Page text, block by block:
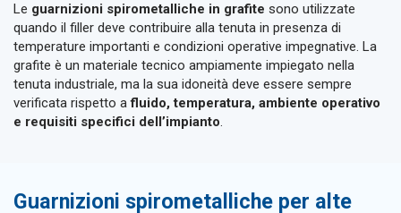
Le guarnizioni spirometalliche in grafite sono utilizzate
quando il filler deve contribuire alla tenuta in presenza di
temperature importanti e condizioni operative impegnative. La
grafite è un materiale tecnico ampiamente impiegato nella
tenuta industriale, ma la sua idoneità deve essere sempre
verificata rispetto afluido, temperatura, ambiente operativo
e requisiti specifici dell’impianto.
Guarnizioni spirometalliche per alte